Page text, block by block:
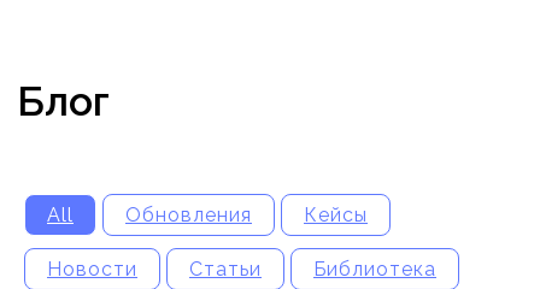
All Обновления Кейсы
Новости Статьи Библиотека